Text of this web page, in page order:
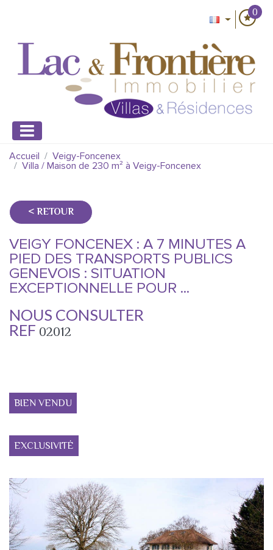
0
Accueil
Veigy-Foncenex
Villa / Maison de 230 m² à Veigy-Foncenex
< RETOUR
VEIGY FONCENEX : A 7 MINUTES A
PIED DES TRANSPORTS PUBLICS
GENEVOIS : SITUATION
EXCEPTIONNELLE POUR ...
NOUS CONSULTER
REF 02012
BIEN VENDU
EXCLUSIVITÉ